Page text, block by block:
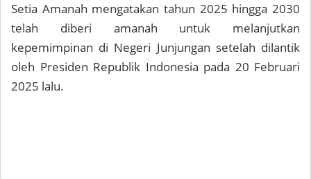
Setia Amanah mengatakan tahun 2025 hingga 2030
telah diberi amanah untuk melanjutkan
kepemimpinan di Negeri Junjungan setelah dilantik
oleh Presiden Republik Indonesia pada 20 Februari
2025 lalu.